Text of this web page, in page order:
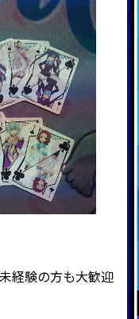
経験の方も大歓迎